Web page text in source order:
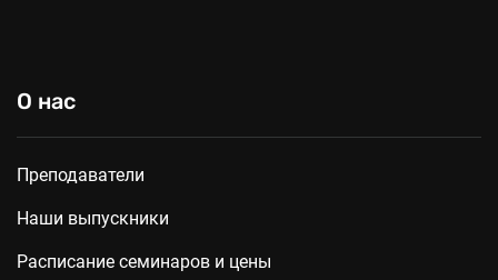
О нас
Преподаватели
Наши выпускники
Расписание семинаров и цены